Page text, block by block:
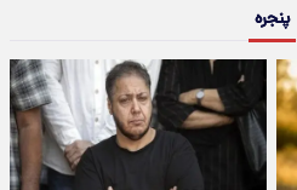
پنجره